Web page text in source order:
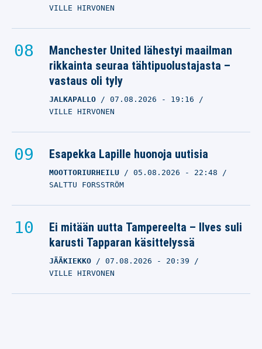
VILLE HIRVONEN
Manchester United lähestyi maailman
rikkainta seuraa tähtipuolustajasta –
vastaus oli tyly
JALKAPALLO 07.08.2026 - 19:16
VILLE HIRVONEN
Esapekka Lapille huonoja uutisia
MOOTTORIURHEILU 05.08.2026 - 22:48
SALTTU FORSSTRÖM
Ei mitään uutta Tampereelta – Ilves suli
karusti Tapparan käsittelyssä
JÄÄKIEKKO 07.08.2026 - 20:39
VILLE HIRVONEN